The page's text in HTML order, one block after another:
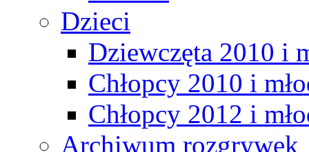
Dzieci
Dziewczęta 2010 i
Chłopcy 2010 i
Chłopcy 2012 i
Archiwum rozgrywek